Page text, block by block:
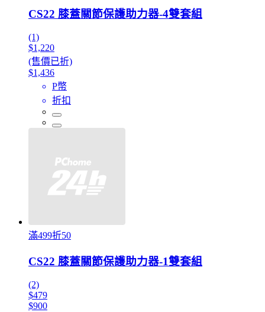
CS22 膝蓋關節保護助力器-4雙套組
(1)
$1,220
(售價已折)
$1,436
P幣
折扣
滿499折50
CS22 膝蓋關節保護助力器-1雙套組
(2)
$479
$900